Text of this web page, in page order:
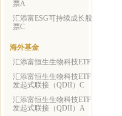
票A
汇添富ESG可持续成长股
票C
海外基金
汇添富恒生生物科技ETF
汇添富恒生生物科技ETF
发起式联接（QDII）C
汇添富恒生生物科技ETF
发起式联接（QDII）A